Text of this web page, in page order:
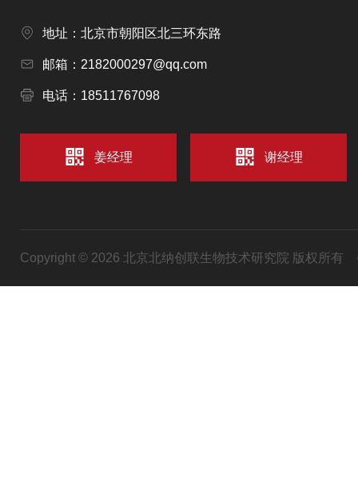
地址：北京市朝阳区北三环东路
邮箱：2182000297@qq.com
电话：18511767098
姜经理 谢经理
Copyright © 2026 北京北纳创联生物技术研究院 版权所有